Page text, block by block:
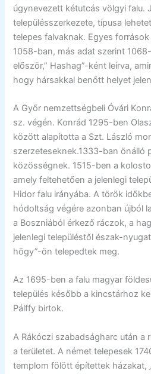
úgynevezett kétutcás völgyi falu.
településszerkezete, típusa
telepes falvaknak. Egyes
1058-ban, más adat szerint
először,” Hashag”-ként leírva,
hogy hársakkal benőtt helyet
A Győr nemzettségbeli Óvári
sz. végén. Konrád 1295-ben
között alapította a Szt. László
szerzeteseknek.1333-ban önálló
közösségnek. 1515-ben a
amely feltehetően a jelenlegi
Hidor falu irányába. A török
hódoltság végére azonban újból
a Boszniából érkező ráczok, a
jelenlegi településtől észak-
högy”-ön telepedtek meg.
Az 1695-ben a falu magyar
település később a kincstárhoz
Pálffy birtok.
A Rákóczi szabadságharc után a
a területet. A német telepesek
templom fölött építettek házakat,